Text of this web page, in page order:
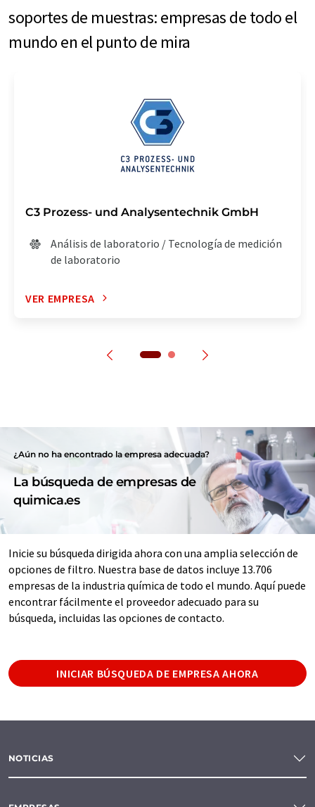
soportes de muestras: empresas de todo el
mundo en el punto de mira
C3 Prozess- und Analysentechnik GmbH
Análisis de laboratorio / Tecnología de medición
de laboratorio
VER EMPRESA
¿Aún no ha encontrado la empresa adecuada?
La búsqueda de empresas de
quimica.es
Inicie su búsqueda dirigida ahora con una amplia selección de
opciones de filtro. Nuestra base de datos incluye 13.706
empresas de la industria química de todo el mundo. Aquí puede
encontrar fácilmente el proveedor adecuado para su
búsqueda, incluidas las opciones de contacto.
INICIAR BÚSQUEDA DE EMPRESA AHORA
NOTICIAS